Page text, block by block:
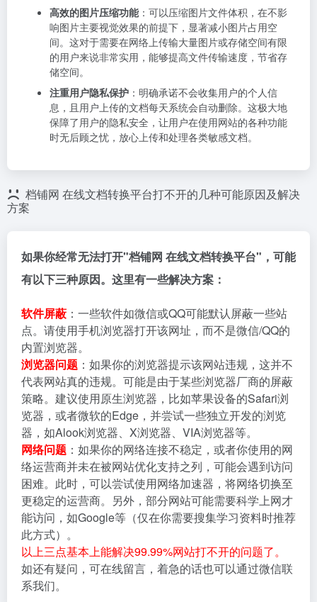
高效的图片压缩功能：可以压缩图片文件体积，在不影
响图片主要视觉效果的前提下，显著减小图片占用空
间。这对于需要在网络上传输大量图片或存储空间有限
的用户来说非常实用，能够提高文件传输速度，节省存
储空间。
注重用户隐私保护 ：明确承诺不会收集用户的个人信
息，且用户上传的文档每天系统会自动删除。这极大地
保障了用户的隐私安全，让用户在使用网站的各种功能
时无后顾之忧，放心上传和处理各类敏感文档。
档铺网 在线文档转换平台打不开的几种可能原因及解决
方案
如果你经常无法打开"档铺网 在线文档转换平台"，可能
有以下三种原因。这里有一些解决方案：
软件屏蔽 ：一些软件如微信或QQ可能默认屏蔽一些站
点。请使用手机浏览器打开该网址，而不是微信/QQ的
内置浏览器。
浏览器问题 ：如果你的浏览器提示该网站违规，这并不
代表网站真的违规。可能是由于某些浏览器厂商的屏蔽
策略。建议使用原生浏览器，比如苹果设备的Safari浏
览器，或者微软的Edge，并尝试一些独立开发的浏览
器，如Alook浏览器、X浏览器、VIA浏览器等。
网络问题 ：如果你的网络连接不稳定，或者你使用的网
络运营商并未在被网站优化支持之列，可能会遇到访问
困难。此时，可以尝试使用网络加速器，将网络切换至
更稳定的运营商。另外，部分网站可能需要科学上网才
能访问，如Google等（仅在你需要搜集学习资料时推荐
此方式）。
以上三点基本上能解决99.99%网站打不开的问题了。
如还有疑问，可在线留言，着急的话也可以通过微信联
系我们。